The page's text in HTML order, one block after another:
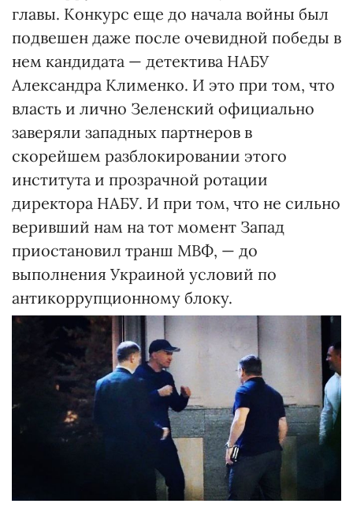
главы. Конкурс еще до начала войны был
подвешен даже после очевидной победы в
нем кандидата — детектива НАБУ
Александра Клименко. И это при том, что
власть и лично Зеленский официально
заверяли западных партнеров в
скорейшем разблокировании этого
института и прозрачной ротации
директора НАБУ. И при том, что не сильно
веривший нам на тот момент Запад
приостановил транш МВФ, — до
выполнения Украиной условий по
антикоррупционному блоку.